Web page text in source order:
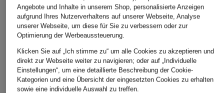
Sweaty Betty
Sweatshorts
69,99 €
+Aktionsrabatt
new balance
Sweatshorts WB61
49,99 €
Bestpreis:42,49 €
Ursprünglich:55 €
+Aktionsrabatt
Sweaty Betty
49,99 €
Bestpreis:42,49 €
Ursprünglich:69,99 €
Angebote und Inhalte in unserem Shop, personalisierte Anzeigen
aufgrund Ihres Nutzerverhaltens auf unserer Webseite, Analyse
unserer Webseite, um diese für Sie zu verbessern oder zur
Optimierung der Werbeaussteuerung.
Klicken Sie auf „Ich stimme zu“ um alle Cookies zu akzeptieren und
direkt zur Webseite weiter zu navigieren; oder auf „Individuelle
Einstellungen“, um eine detaillierte Beschreibung der Cookie-
Kategorien und eine Übersicht der eingesetzten Cookies zu erhalten
sowie eine individuelle Auswahl zu treffen.